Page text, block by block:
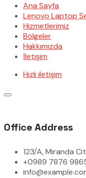
Ana Sayfa
Lenovo Laptop
Hizmetlerimiz
Bölgeler
Hakkımızda
İletişim
Hızlı iletişim
Office Address
123/A, Miranda
+0989 7876